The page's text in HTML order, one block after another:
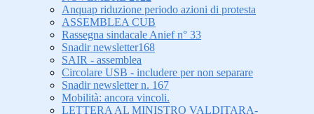
Anquap riduzione periodo azioni di protesta
ASSEMBLEA CUB
Rassegna sindacale Anief n° 33
Snadir newsletter168
SAIR - assemblea
Circolare USB - includere per non separare
Snadir newsletter n. 167
Mobilità: ancora vincoli.
LETTERA AL MINISTRO VALDITARA-